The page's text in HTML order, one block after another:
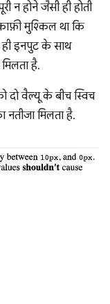
न होने जैसी ही होती
मुश्किल था कि
इनपुट के साथ
है.
दो वैल्यू के बीच स्विच
मिलता है.